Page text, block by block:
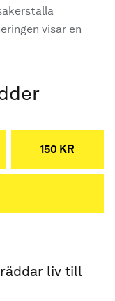
visar en
150 KR
liv till